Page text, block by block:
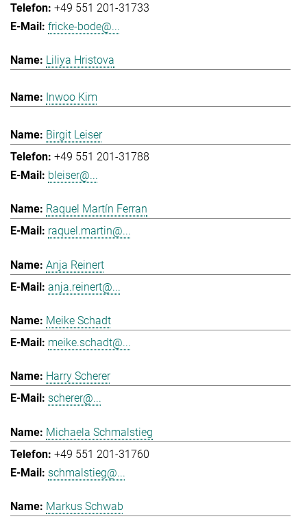
+49 551 201-31733
fricke-bode@...
Liliya Hristova
Inwoo Kim
Birgit Leiser
+49 551 201-31788
bleiser@...
Raquel Martín Ferran
raquel.martin@...
Anja Reinert
anja.reinert@...
Meike Schadt
meike.schadt@...
Harry Scherer
scherer@...
Michaela Schmalstieg
+49 551 201-31760
schmalstieg@...
Markus Schwab